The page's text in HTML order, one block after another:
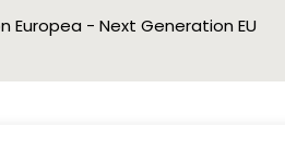
facilitar
Europea - Next Generation EU